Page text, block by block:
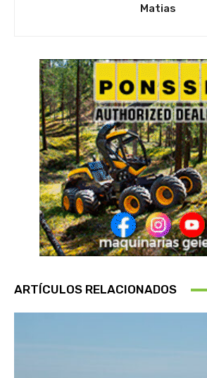
Matias
ARTÍCULOS RELACIONADOS